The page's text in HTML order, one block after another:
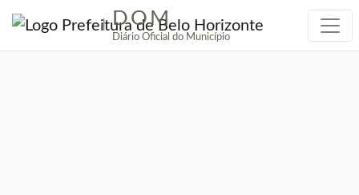
| DOM
Diário Oficial do Município